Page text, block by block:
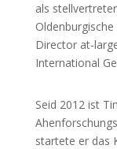
als
Director at-
International
Seid 2012 ist
startete er das